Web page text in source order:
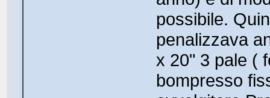
possibile.
penalizzava
x 20" 3 pale (
bompresso